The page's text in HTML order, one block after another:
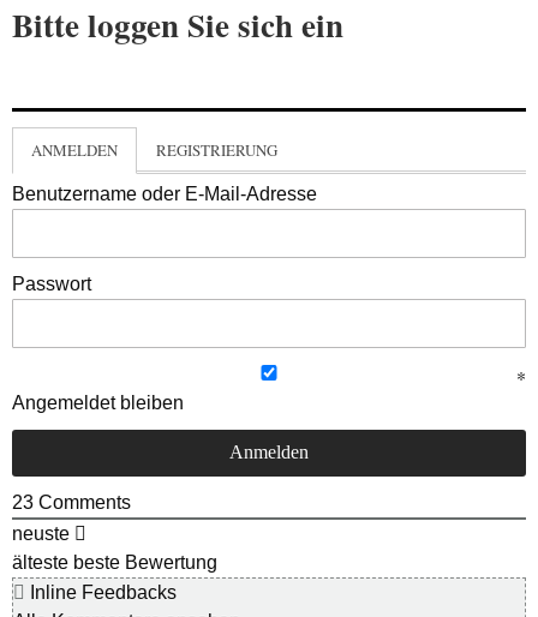
Bitte loggen Sie sich ein
ANMELDEN REGISTRIERUNG
Benutzername oder E-Mail-Adresse
Passwort
Angemeldet bleiben
23 Comments
neuste
älteste beste Bewertung
Inline Feedbacks